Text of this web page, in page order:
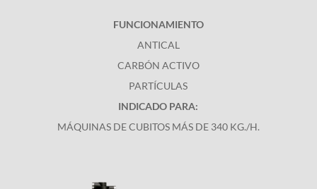
FUNCIONAMIENTO
ANTICAL
CARBÓN ACTIVO
PARTÍCULAS
INDICADO PARA:
MÁQUINAS DE CUBITOS MÁS DE 340 KG./H.